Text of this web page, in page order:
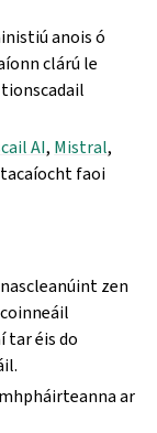
anois ó
clárú le
AI, Mistral,
faoi
zen
tar éis do
ar